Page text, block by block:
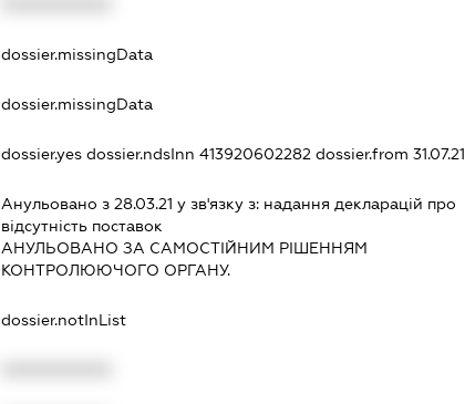
dossier.missingData
dossier.missingData
dossier.yes dossier.ndsInn 413920602282 dossier.from 31.07.21
Анульовано з 28.03.21 у зв'язку з: надання декларацiй про
вiдсутнiсть поставок
АНУЛЬОВАНО ЗА САМОСТIЙНИМ РIШЕННЯМ
КОНТРОЛЮЮЧОГО ОРГАНУ.
dossier.notInList